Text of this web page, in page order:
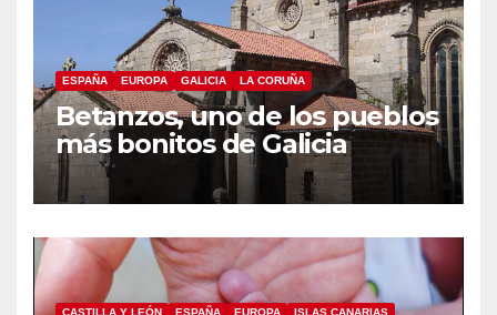
ESPAÑA EUROPA GALICIA LA CORUÑA
Betanzos, uno de los pueblos
más bonitos de Galicia
CASTILLA Y LEÓN ESPAÑA EUROPA
ISLAS CANARIAS